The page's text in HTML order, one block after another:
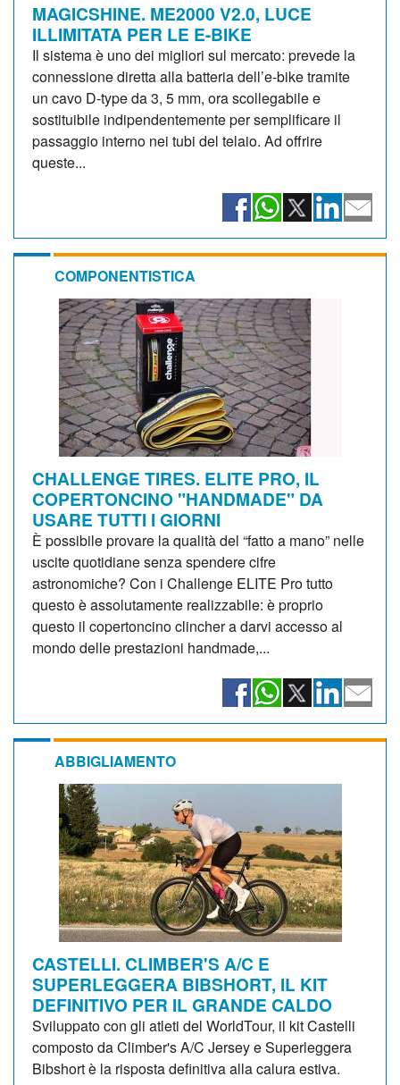
MAGICSHINE. ME2000 V2.0, LUCE
ILLIMITATA PER LE E-BIKE
Il sistema è uno dei migliori sul mercato: prevede la
connessione diretta alla batteria dell’e-bike tramite
un cavo D-type da 3, 5 mm, ora scollegabile e
sostituibile indipendentemente per semplificare il
passaggio interno nei tubi del telaio. Ad offrire
queste...
COMPONENTISTICA
CHALLENGE TIRES. ELITE PRO, IL
COPERTONCINO "HANDMADE" DA
USARE TUTTI I GIORNI
È possibile provare la qualità del “fatto a mano” nelle
uscite quotidiane senza spendere cifre
astronomiche? Con i Challenge ELITE Pro tutto
questo è assolutamente realizzabile: è proprio
questo il copertoncino clincher a darvi accesso al
mondo delle prestazioni handmade,...
ABBIGLIAMENTO
CASTELLI. CLIMBER'S A/C E
SUPERLEGGERA BIBSHORT, IL KIT
DEFINITIVO PER IL GRANDE CALDO
Sviluppato con gli atleti del WorldTour, il kit Castelli
composto da Climber's A/C Jersey e Superleggera
Bibshort è la risposta definitiva alla calura estiva.